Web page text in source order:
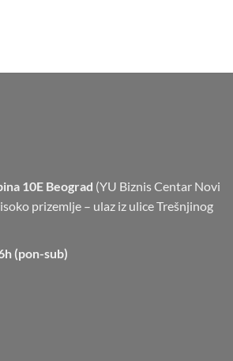
10E Beograd (YU Biznis Centar Novi
prizemlje – ulaz iz ulice Trešnjinog
(pon-sub)